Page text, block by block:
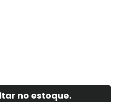
no estoque.